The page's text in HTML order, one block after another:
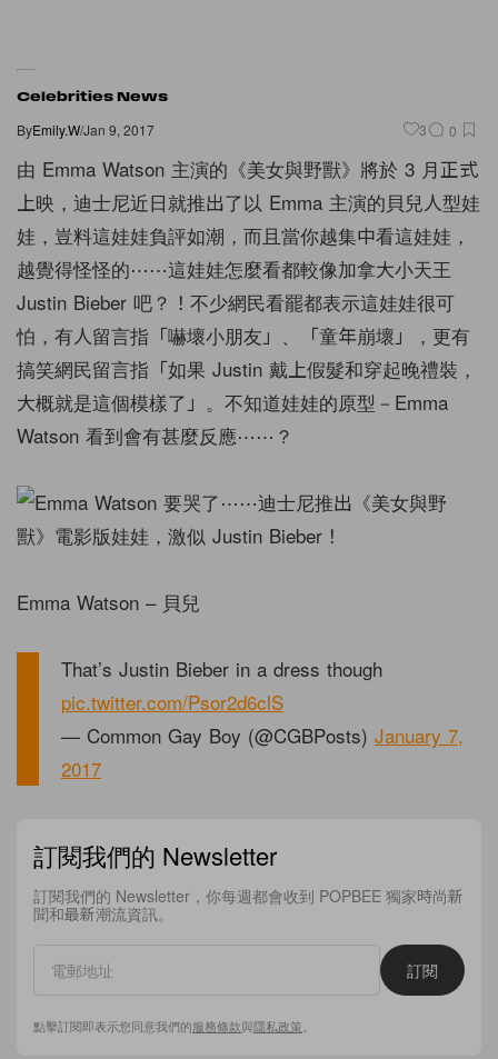
Celebrities News
ByEmily.W/Jan 9, 2017 3 0
由 Emma Watson 主演的《美女與野獸》將於 3 月正式
上映，迪士尼近日就推出了以 Emma 主演的貝兒人型娃
娃，豈料這娃娃負評如潮，而且當你越集中看這娃娃，
越覺得怪怪的⋯⋯這娃娃怎麼看都較像加拿大小天王
Justin Bieber 吧？！不少網民看罷都表示這娃娃很可
怕，有人留言指「嚇壞小朋友」、「童年崩壞」，更有
搞笑網民留言指「如果 Justin 戴上假髮和穿起晚禮裝，
大概就是這個模樣了」。不知道娃娃的原型－Emma
Watson 看到會有甚麼反應⋯⋯？
Emma Watson – 貝兒
That’s Justin Bieber in a dress though
pic.twitter.com/Psor2d6clS
— Common Gay Boy (@CGBPosts) January 7,
2017
訂閱我們的 Newsletter
訂閱我們的 Newsletter，你每週都會收到 POPBEE 獨家時尚新
聞和最新潮流資訊。
訂閱
點擊訂閱即表示您同意我們的服務條款與隱私政策